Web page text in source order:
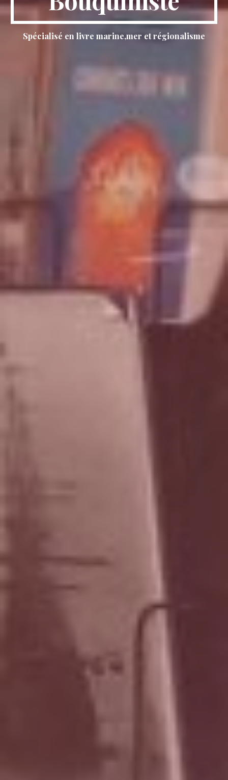
Spécialisé en livre marine,mer et régionalisme